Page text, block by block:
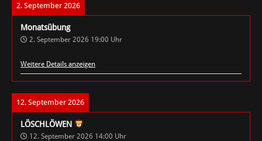
2. September 2026
Monatsübung
2. September 2026 19:00 Uhr
Weitere Details anzeigen
12. September 2026
LÖSCHLÖWEN
12. September 2026 14:00 Uhr